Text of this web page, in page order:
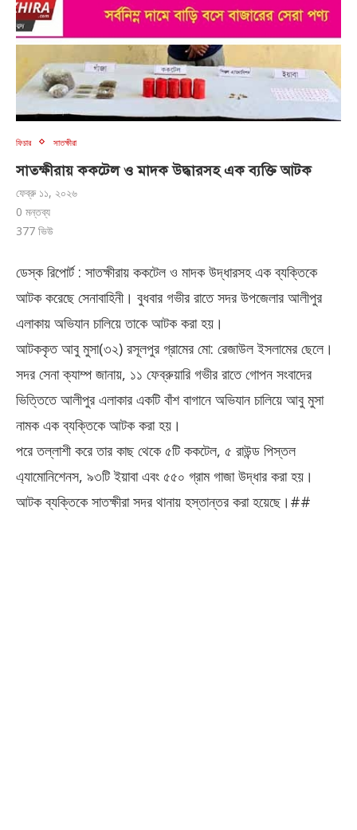
ফিচার সাতক্ষীরা
সাতক্ষীরায় ককটেল ও মাদক উদ্ধারসহ এক ব্যক্তি আটক
ফেব্রু ১১, ২০২৬
0 মন্তব্য
377 ভিউ
ডেস্ক রিপোর্ট : সাতক্ষীরায় ককটেল ও মাদক উদ্ধারসহ এক ব্যক্তিকে
আটক করেছে সেনাবাহিনী। বুধবার গভীর রাতে সদর উপজেলার আলীপুর
এলাকায় অভিযান চালিয়ে তাকে আটক করা হয়।
আটককৃত আবু মুসা(৩২) রসূলপুর গ্রামের মো: রেজাউল ইসলামের ছেলে।
সদর সেনা ক্যাম্প জানায়, ১১ ফেব্রুয়ারি গভীর রাতে গোপন সংবাদের
ভিত্তিতে আলীপুর এলাকার একটি বাঁশ বাগানে অভিযান চালিয়ে আবু মুসা
নামক এক ব্যক্তিকে আটক করা হয়।
পরে তল্লাশী করে তার কাছ থেকে ৫টি ককটেল, ৫ রাউন্ড পিস্তল
এ্যামোনিশেনস, ৯৩টি ইয়াবা এবং ৫৫০ গ্রাম গাজা উদ্ধার করা হয়।
আটক ব্যক্তিকে সাতক্ষীরা সদর থানায় হস্তান্তর করা হয়েছে।##